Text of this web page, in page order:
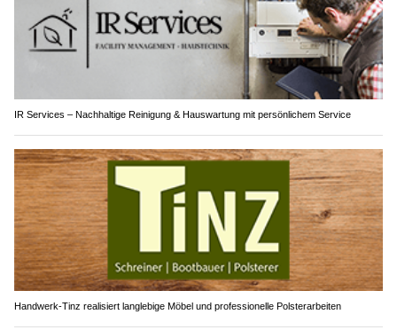
IR Services – Nachhaltige Reinigung & Hauswartung mit persönlichem Service
Handwerk-Tinz realisiert langlebige Möbel und professionelle Polsterarbeiten